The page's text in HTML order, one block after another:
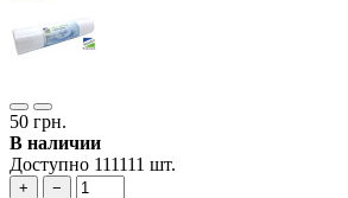
50 грн.
В наличии
Доступно 111111 шт.
+
−